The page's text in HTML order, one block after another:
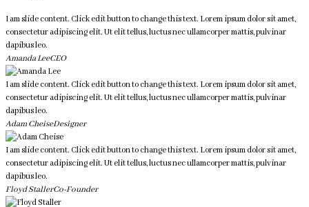
I am slide content. Click edit button to change this text. Lorem ipsum dolor sit amet,
consectetur adipiscing elit. Ut elit tellus, luctus nec ullamcorper mattis, pulvinar
dapibus leo.
Amanda LeeCEO
I am slide content. Click edit button to change this text. Lorem ipsum dolor sit amet,
consectetur adipiscing elit. Ut elit tellus, luctus nec ullamcorper mattis, pulvinar
dapibus leo.
Adam CheiseDesigner
I am slide content. Click edit button to change this text. Lorem ipsum dolor sit amet,
consectetur adipiscing elit. Ut elit tellus, luctus nec ullamcorper mattis, pulvinar
dapibus leo.
Floyd StallerCo-Founder